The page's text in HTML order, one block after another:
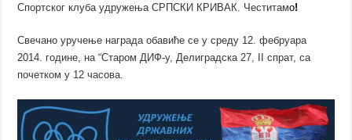
Спортског клуба удружења СРПСКИ КРИВАК. Честитамо!
Свечано уручење награда обавиће се у среду 12. фебруара
2014. године, на “Старом ДИФ-у, Делиградска 27, II спрат, са
почетком у 12 часова.